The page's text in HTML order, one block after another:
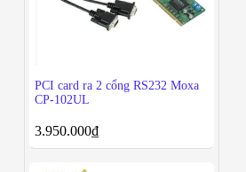
PCI card ra 2 cổng RS232 Moxa
CP-102UL
3.950.000₫